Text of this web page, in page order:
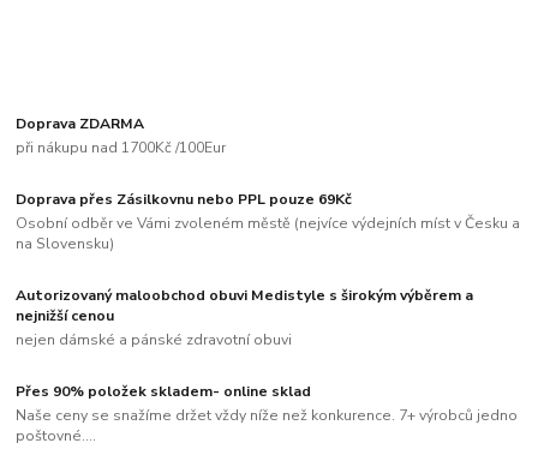
Doprava ZDARMA
při nákupu nad 1700Kč /100Eur
Doprava přes Zásilkovnu nebo PPL pouze 69Kč
Osobní odběr ve Vámi zvoleném městě (nejvíce výdejních míst v Česku a
na Slovensku)
Autorizovaný maloobchod obuvi Medistyle s širokým výběrem a
nejnižší cenou
nejen dámské a pánské zdravotní obuvi
Přes 90% položek skladem- online sklad
Naše ceny se snažíme držet vždy níže než konkurence. 7+ výrobců jedno
poštovné....